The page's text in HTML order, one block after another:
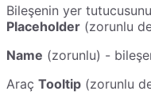
Bileşenin yer
Placeholder (zorunlu
Name (zorunlu) -
Araç Tooltip (zorunlu